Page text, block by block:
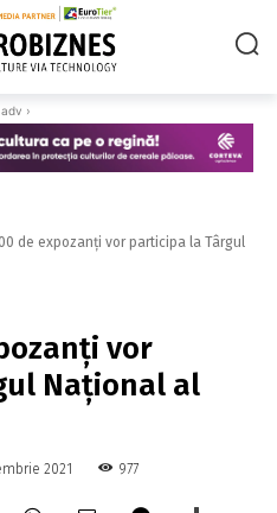
adv ›
de expozanți vor participa la Târgul
vor
Național al
2021 977